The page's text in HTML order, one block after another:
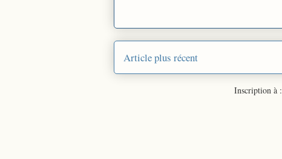
Article plus récent
Inscription à :